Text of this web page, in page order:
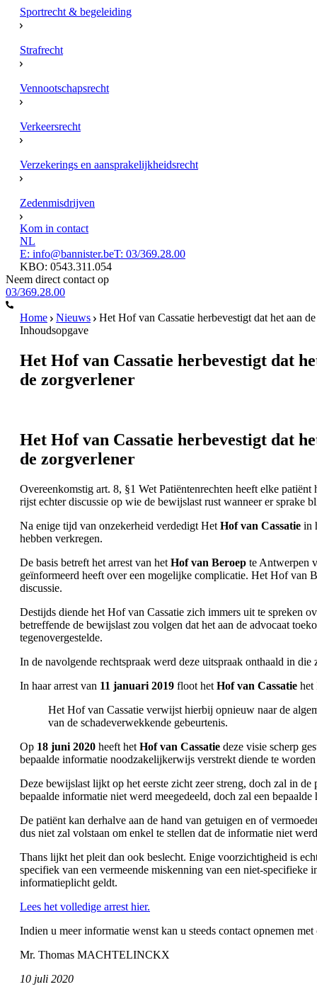
Sportrecht & begeleiding
Strafrecht
Vennootschapsrecht
Verkeersrecht
Verzekerings en aansprakelijkheidsrecht
Zedenmisdrijven
Kom in contact
NL
E: info@bannister.beT: 03/369.28.00
KBO: 0543.311.054
Neem direct contact op
03/369.28.00
Home Nieuws
Het Hof van Cassatie herbevestigt dat het aan
Inhoudsopgave
Het Hof van Cassatie herbevestigt dat
de zorgverlener
Het Hof van Cassatie herbevestigt dat
de zorgverlener
Overeenkomstig art. 8, §1 Wet Patiëntenrechten heeft elke patiënt
rijst echter discussie op wie de bewijslast rust wanneer er sprake
Na enige tijd van onzekerheid verdedigt Het Hof van Cassatie in
hebben verkregen.
De basis betreft het arrest van het Hof van Beroep te Antwerpen
geïnformeerd heeft over een mogelijke complicatie. Het Hof van
discussie.
Destijds diende het Hof van Cassatie zich immers uit te spreken
betreffende de bewijslast zou volgen dat het aan de advocaat
tegenovergestelde.
In de navolgende rechtspraak werd deze uitspraak onthaald in
In haar arrest van 11 januari 2019 floot het Hof van Cassatie het
Het Hof van Cassatie verwijst hierbij opnieuw naar de
van de schadeverwekkende gebeurtenis.
Op 18 juni 2020 heeft het Hof van Cassatie deze visie scherp
bepaalde informatie noodzakelijkerwijs verstrekt diende te
Deze bewijslast lijkt op het eerste zicht zeer streng, doch zal in
bepaalde informatie niet werd meegedeeld, doch zal een
De patiënt kan derhalve aan de hand van getuigen en of
dus niet zal volstaan om enkel te stellen dat de informatie niet
Thans lijkt het pleit dan ook beslecht. Enige voorzichtigheid is
specifiek van een vermeende miskenning van een niet-
informatieplicht geldt.
Lees het volledige arrest hier.
Indien u meer informatie wenst kan u steeds contact opnemen
Mr. Thomas MACHTELINCKX
10 juli 2020